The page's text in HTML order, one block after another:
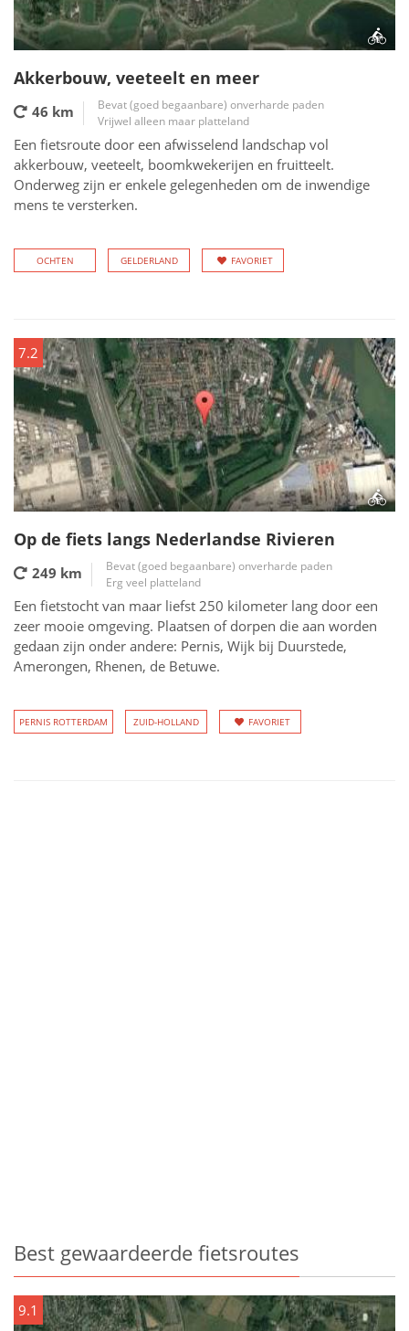
Akkerbouw, veeteelt en meer
46 km
Bevat (goed begaanbare) onverharde paden
Vrijwel alleen maar platteland
Een fietsroute door een afwisselend landschap vol
akkerbouw, veeteelt, boomkwekerijen en fruitteelt.
Onderweg zijn er enkele gelegenheden om de inwendige
mens te versterken.
OCHTEN GELDERLAND FAVORIET
7.2
Op de fiets langs Nederlandse Rivieren
249 km
Bevat (goed begaanbare) onverharde paden
Erg veel platteland
Een fietstocht van maar liefst 250 kilometer lang door een
zeer mooie omgeving. Plaatsen of dorpen die aan worden
gedaan zijn onder andere: Pernis, Wijk bij Duurstede,
Amerongen, Rhenen, de Betuwe.
PERNIS ROTTERDAM ZUID-HOLLAND FAVORIET
Best gewaardeerde fietsroutes
9.1